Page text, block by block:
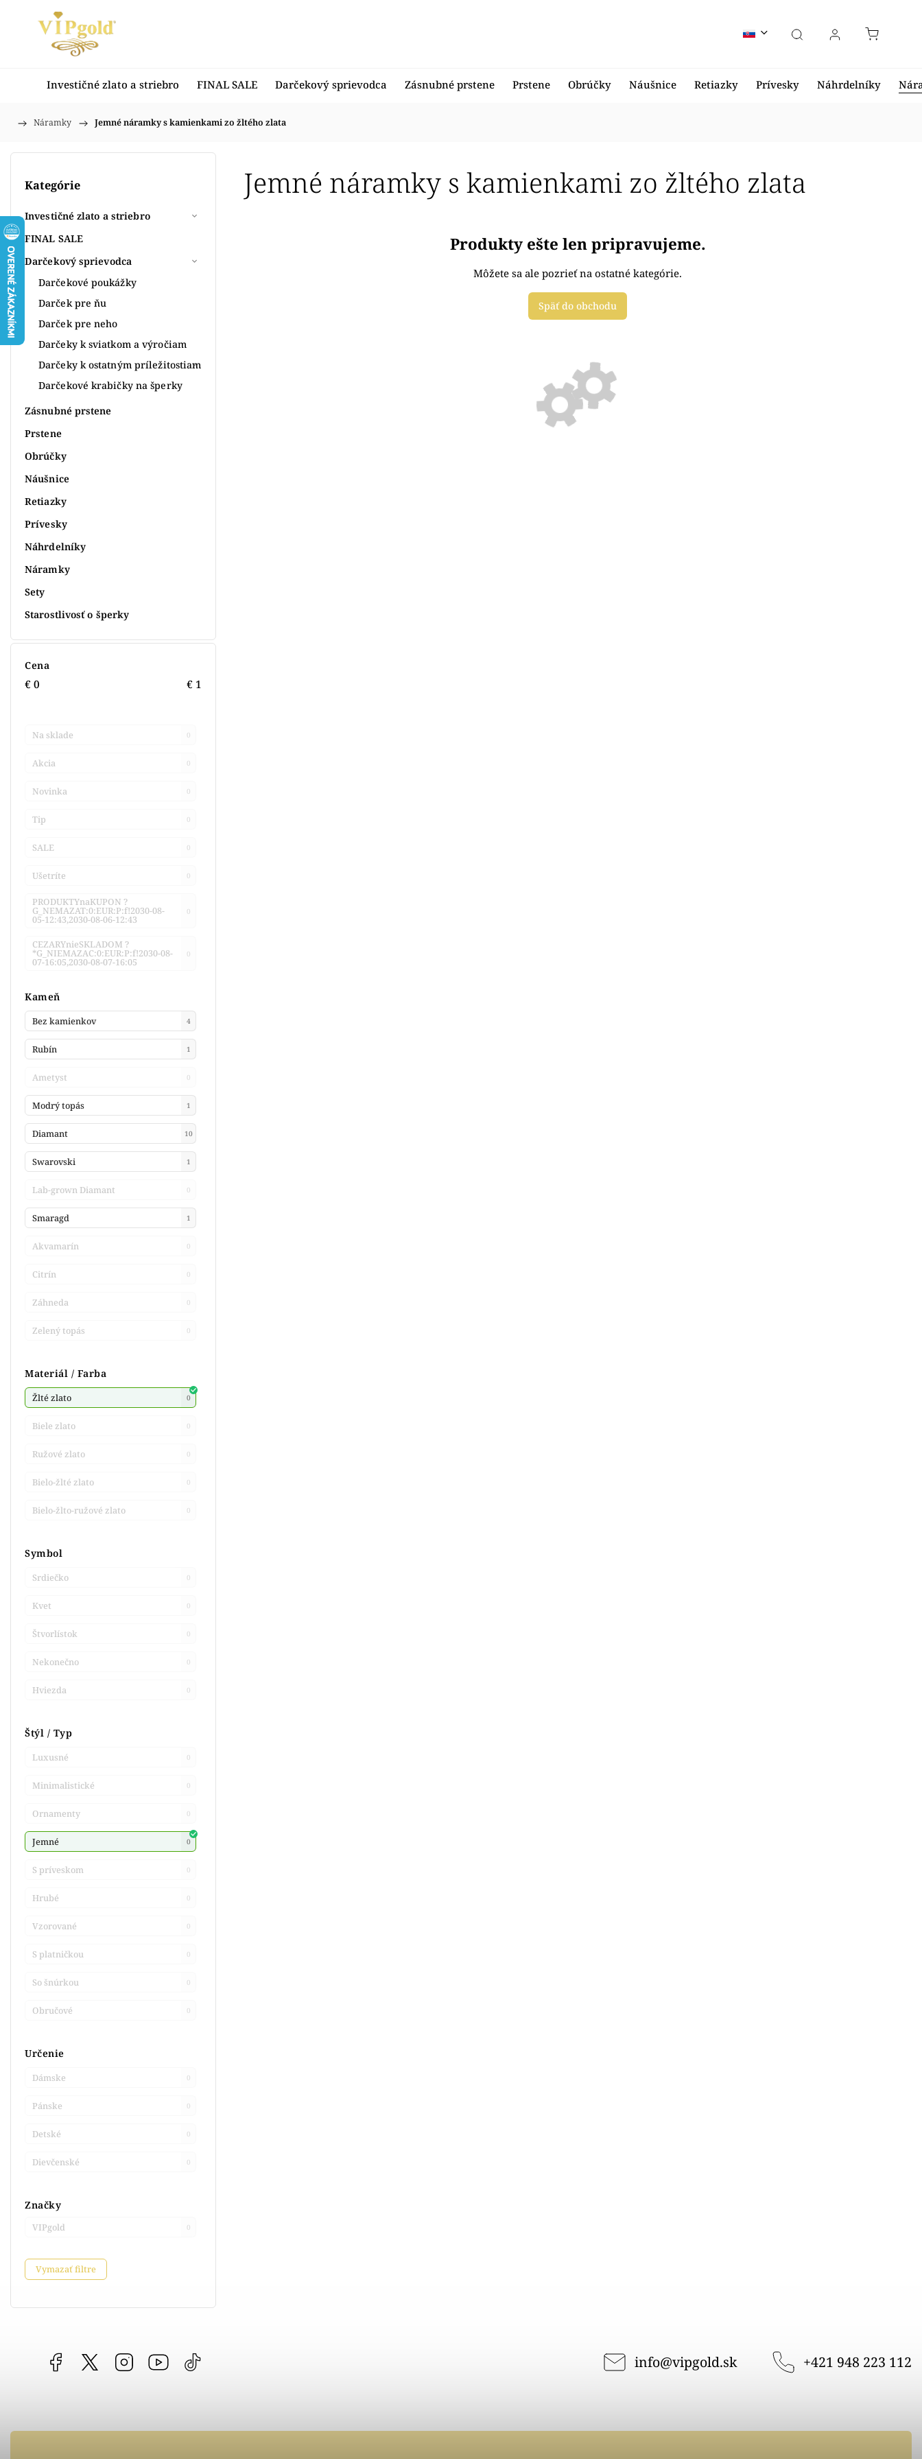
Investičné zlato a striebro FINAL SALE Darčekový sprievodca Zásnubné prstene Prstene Obrúčky Náušnice Retiazky Prívesky Náhrdelníky
Domov
/ Náramky / Jemné náramky s kamienkami zo žltého zlata
Kategórie
Investičné zlato a striebro
FINAL SALE
Darčekový sprievodca
Darčekové poukážky
Darček pre ňu
Darček pre neho
Darčeky k sviatkom a výročiam
Darčeky k ostatným príležitostiam
Darčekové krabičky na šperky
Zásnubné prstene
Prstene
Obrúčky
Náušnice
Retiazky
Prívesky
Náhrdelníky
Náramky
Sety
Starostlivosť o šperky
Cena
€0 € 1
Na sklade 0
Akcia 0
Novinka 0
Tip 0
SALE 0
Ušetríte 0
PRODUKTYnaKUPON ?
G_NEMAZAT:0:EUR:P:f!2030-08-
05-12:43,2030-08-06-12:43
0
CEZARYnieSKLADOM ?
*G_NIEMAZAC:0:EUR:P:f!2030-08-
07-16:05,2030-08-07-16:05
0
Značky
VIPgold 0
Kameň
Bez kamienkov 4
Rubín 1
Ametyst 0
Modrý topás 1
Diamant 10
Swarovski 1
Lab-grown Diamant 0
Smaragd 1
Akvamarín 0
Citrín 0
Záhneda 0
Zelený topás 0
Materiál / Farba
Žlté zlato 0
Biele zlato 0
Ružové zlato 0
Bielo-žlté zlato 0
Bielo-žlto-ružové zlato 0
Symbol
Srdiečko 0
Kvet 0
Štvorlístok 0
Nekonečno 0
Hviezda 0
Štýl / Typ
Luxusné 0
Minimalistické 0
Ornamenty 0
Jemné 0
S príveskom 0
Hrubé 0
Vzorované 0
S platničkou 0
So šnúrkou 0
Obručové 0
Určenie
Dámske 0
Pánske 0
Detské 0
Dievčenské 0
Vymazať filtre
Jemné náramky s kamienkami zo žltého zlata
Produkty ešte len pripravujeme.
Môžete sa ale pozrieť na ostatné kategórie.
Späť do obchodu
Facebook vipgoldsk InstagramYouTube info@vipgold.sk +421 948 223 112